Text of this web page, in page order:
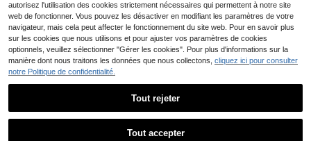
autorisez l'utilisation des cookies strictement nécessaires qui permettent à notre site
web de fonctionner. Vous pouvez les désactiver en modifiant les paramètres de votre
navigateur, mais cela peut affecter le fonctionnement du site web. Pour en savoir plus
sur les cookies que nous utilisons et pour ajuster vos paramètres de cookies
optionnels, veuillez sélectionner "Gérer les cookies". Pour plus d'informations sur la
manière dont nous traitons les données que nous collectons, cliquez ici pour consulter
notre Politique de confidentialité.
Tout rejeter
Tout accepter